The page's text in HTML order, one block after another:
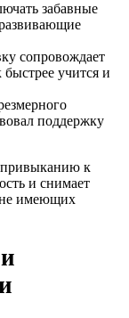
забавные
сопровождает
учится и
поддержку
привыканию к
и снимает
не имеющих